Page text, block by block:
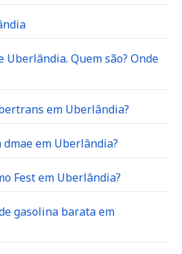
Uberlândia. Quem são? Onde
em Uberlândia?
em Uberlândia?
Fest em Uberlândia?
gasolina barata em